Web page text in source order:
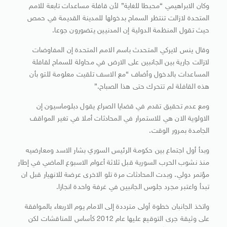
وكان الابراهيمي “محبطا للغاية” لأن قافلة مساعدات تابعة للامم
المتحدة لازالت تنتظر السماح بدخولها للمدينة القديمة في حمص
حيث تقول المنظمة الدولية إن المدنيين يتضورون جوعا.
وقال ينس لايركي المتحدث باسم الامم المتحدة إن المفاوضات
لازالت جارية بين الجانبين على الارض في محاولة للسماح لقافلة
المساعدات بالدخول وأضاف “مع الاسف تلقيت معلومة للتو بأن
هذه القافلة لم تتحرك حتى هذا الصباح.”
ومع عدم تحقيق تقدم في قضايا الصراع يقول دبلوماسيون إن
الاولوية الان هي للاستمرار في المحادثات أملا في تغير المواقف
الجامدة بمرور الوقت.
وبدأ أول اجتماع بين حكومة الرئيس السوري بشار الاسد ومعارضيه
منذ نشوب الحرب السورية قبل ثلاثة أعوام الاسبوع الماضي في إطار
مؤتمر دولي. وبدت المحادثات مرة تلو الاخرى عرضة للانهيار قبل ان
تبدأ واعتبر مجرد جلوس الجانبين في غرفة واحدة انجازا.
واتخذ الجانبان خطوة أولى مترددة إلى الامام يوم الاربعاء بالموافقة
على وثيقة جرى التوقيع عليها عام 2012 كأساس للمناقشات لكن